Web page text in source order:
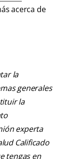
acerca de
la
generales
la
experta
Calificado
tengas en